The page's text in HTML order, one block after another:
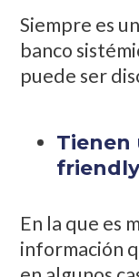
Siempre es
banco
puede ser
Tienen
En la que es
información